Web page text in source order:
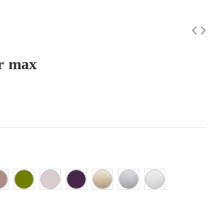
max
Бежево-рожевий
Хакі Світло - рожевий
Фіолетовий
ЗолотийСрібнийБілий металік